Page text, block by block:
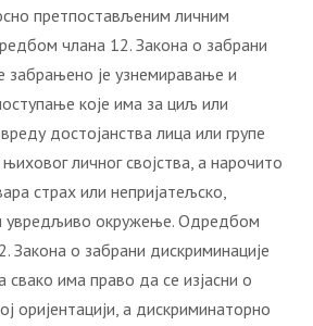
претпостављеним личним
члана 12. Закона о забрани
забрањено је узнемиравање и
које има за циљ или
достојанства лица или групе
личног својства, а нарочито
страх или непријатељско,
увредљиво окружење. Одредбом
Закона о забрани дискриминације
свако има право да се изјасни о
оријентацији, а дискриминаторно